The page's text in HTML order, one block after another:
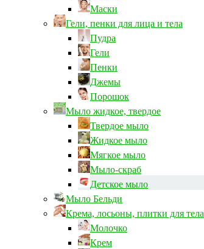
Маски
Гели, пенки для лица и тела
Пудра
Гели
Пенки
Джемы
Порошок
Мыло жидкое, твердое
Твердое мыло
Жидкое мыло
Мягкое мыло
Мыло-скраб
Детское мыло
Мыло Бельди
Крема, лосьоны, плитки для тела
Молочко
Крем